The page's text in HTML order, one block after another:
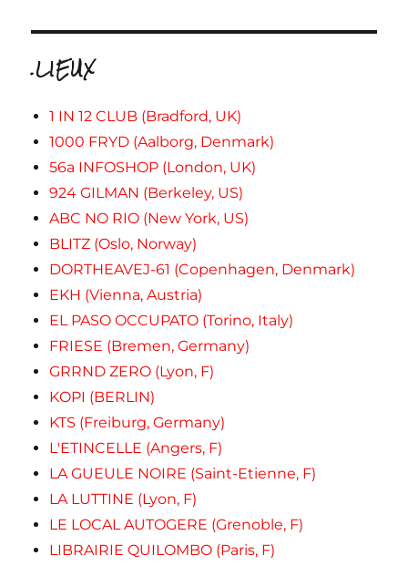
.LIEUX
1 IN 12 CLUB (Bradford, UK)
1000 FRYD (Aalborg, Denmark)
56a INFOSHOP (London, UK)
924 GILMAN (Berkeley, US)
ABC NO RIO (New York, US)
BLITZ (Oslo, Norway)
DORTHEAVEJ-61 (Copenhagen, Denmark)
EKH (Vienna, Austria)
EL PASO OCCUPATO (Torino, Italy)
FRIESE (Bremen, Germany)
GRRND ZERO (Lyon, F)
KOPI (BERLIN)
KTS (Freiburg, Germany)
L'ETINCELLE (Angers, F)
LA GUEULE NOIRE (Saint-Etienne, F)
LA LUTTINE (Lyon, F)
LE LOCAL AUTOGERE (Grenoble, F)
LIBRAIRIE QUILOMBO (Paris, F)